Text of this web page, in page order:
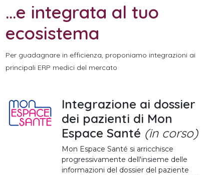
...e integrata al tuo
ecosistema
Per guadagnare in efficienza, proponiamo integrazioni ai
principali ERP medici del mercato
Integrazione ai dossier
dei pazienti di Mon
Espace Santé (in corso)
Mon Espace Santé si arricchisce
progressivamente dell'insieme delle
informazioni del dossier del paziente